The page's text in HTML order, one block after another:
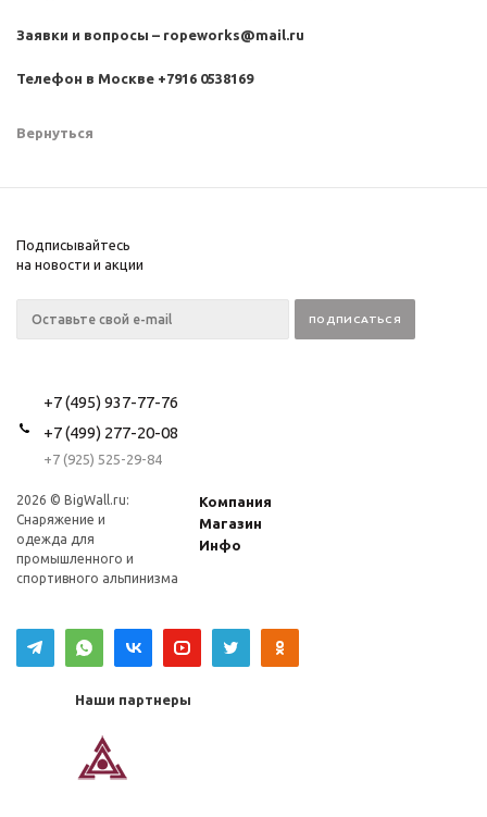
Заявки и вопросы – ropeworks@mail.ru
Телефон в Москве +7916 0538169
Вернуться
Подписывайтесь
на новости и акции
+7 (495) 937-77-76
+7 (499) 277-20-08
+7 (925) 525-29-84
2026 © BigWall.ru:
Снаряжение и
одежда для
промышленного и
спортивного альпинизма
Компания
Магазин
Инфо
Наши партнеры